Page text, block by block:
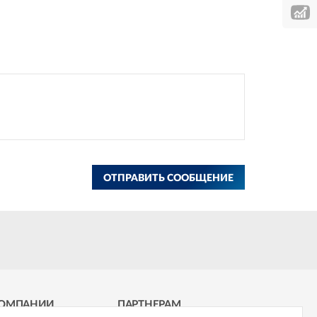
ОТПРАВИТЬ СООБЩЕНИЕ
ПАРТНЕРАМ